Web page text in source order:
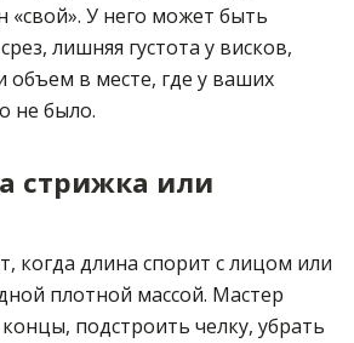
«свой». У него может быть
лишняя густота у висков,
объем в месте, где у ваших
не было.
стрижка или
когда длина спорит с лицом или
плотной массой. Мастер
подстроить челку, убрать